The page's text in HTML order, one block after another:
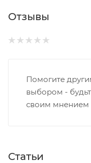
Отзывы
Помогите
выбором -
своим мнением
Статьи